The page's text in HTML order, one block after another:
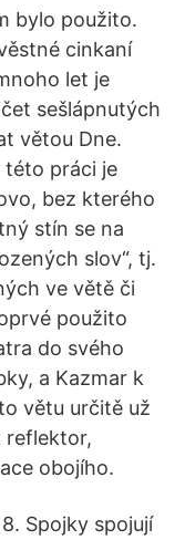
bylo použito.
cinkaní
let je
sešlápnutých
větou Dne.
této práci je
bez kterého
stín se na
slov“, tj.
ve větě či
použito
do svého
a Kazmar k
větu určitě už
reflektor,
obojího.
Spojky spojují